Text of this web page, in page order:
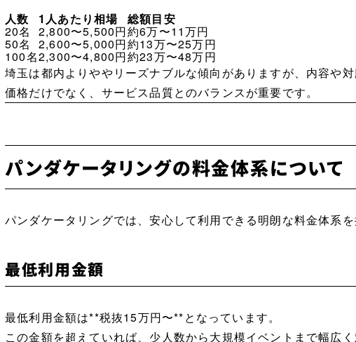
人数 1人あたり相場 総額目安
20名 2,800〜5,500円約6万〜11万円
50名 2,600〜5,000円約13万〜25万円
100名2,300〜4,800円約23万〜48万円
埼玉は都内よりややリーズナブルな傾向がありますが、内容や
価格だけでなく、サービス品質とのバランスが重要です。
パンダケータリングの料金体系について
パンダケータリングでは、安心して利用できる明朗な料金体系を
最低利用金額
最低利用金額は**税抜15万円〜**となっています。
この金額を超えていれば、少人数から大規模イベントまで幅広く